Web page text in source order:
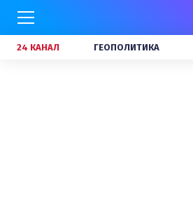
24 КАНАЛ ГЕОПОЛИТИКА